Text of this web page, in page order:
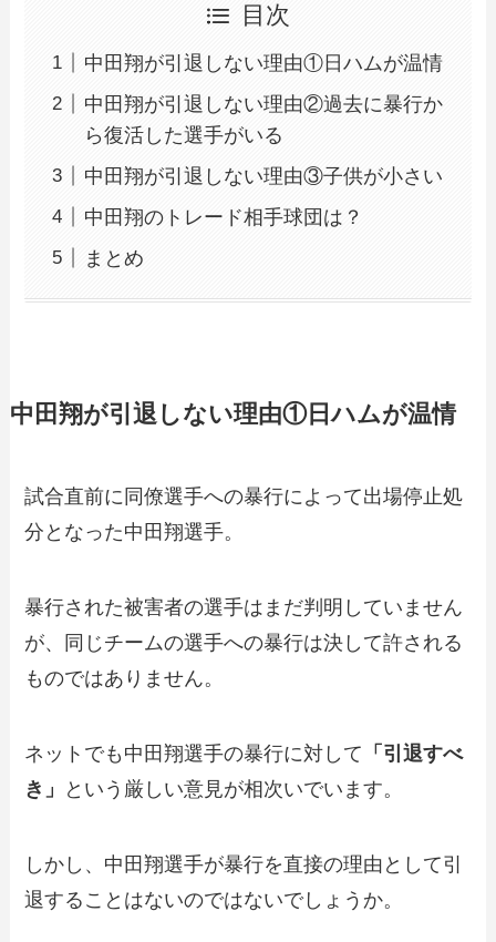
目次
中田翔が引退しない理由①日ハムが温情
中田翔が引退しない理由②過去に暴行か
ら復活した選手がいる
中田翔が引退しない理由③子供が小さい
中田翔のトレード相手球団は？
まとめ
中田翔が引退しない理由①日ハムが温情
試合直前に同僚選手への暴行によって出場停止処
分となった中田翔選手。
暴行された被害者の選手はまだ判明していません
が、同じチームの選手への暴行は決して許される
ものではありません。
ネットでも中田翔選手の暴行に対して 「引退すべ
き」
という厳しい意見が相次いでいます。
しかし、中田翔選手が暴行を直接の理由として引
退することはないのではないでしょうか。